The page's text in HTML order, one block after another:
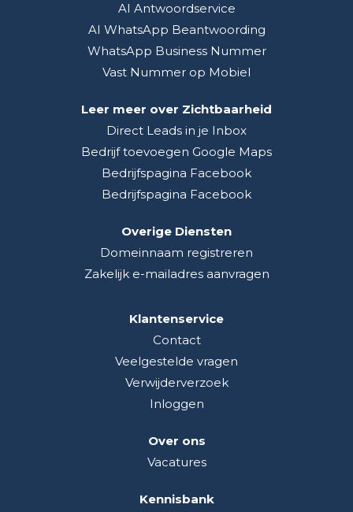
AI Antwoordservice
AI WhatsApp Beantwoording
WhatsApp Business Nummer
Vast Nummer op Mobiel
Leer meer over Zichtbaarheid
Direct Leads in je Inbox
Bedrijf toevoegen Google Maps
Bedrijfspagina Facebook
Bedrijfspagina Facebook
Overige Diensten
Domeinnaam registreren
Zakelijk e-mailadres aanvragen
Klantenservice
Contact
Veelgestelde vragen
Verwijderverzoek
Inloggen
Over ons
Vacatures
Kennisbank